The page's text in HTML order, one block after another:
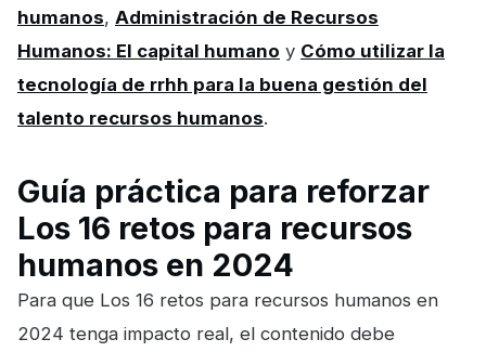
humanos, Administración de Recursos
Humanos: El capital humano y Cómo utilizar la
tecnología de rrhh para la buena gestión del
talento recursos humanos.
Guía práctica para reforzar
Los 16 retos para recursos
humanos en 2024
Para que Los 16 retos para recursos humanos en
2024 tenga impacto real, el contenido debe